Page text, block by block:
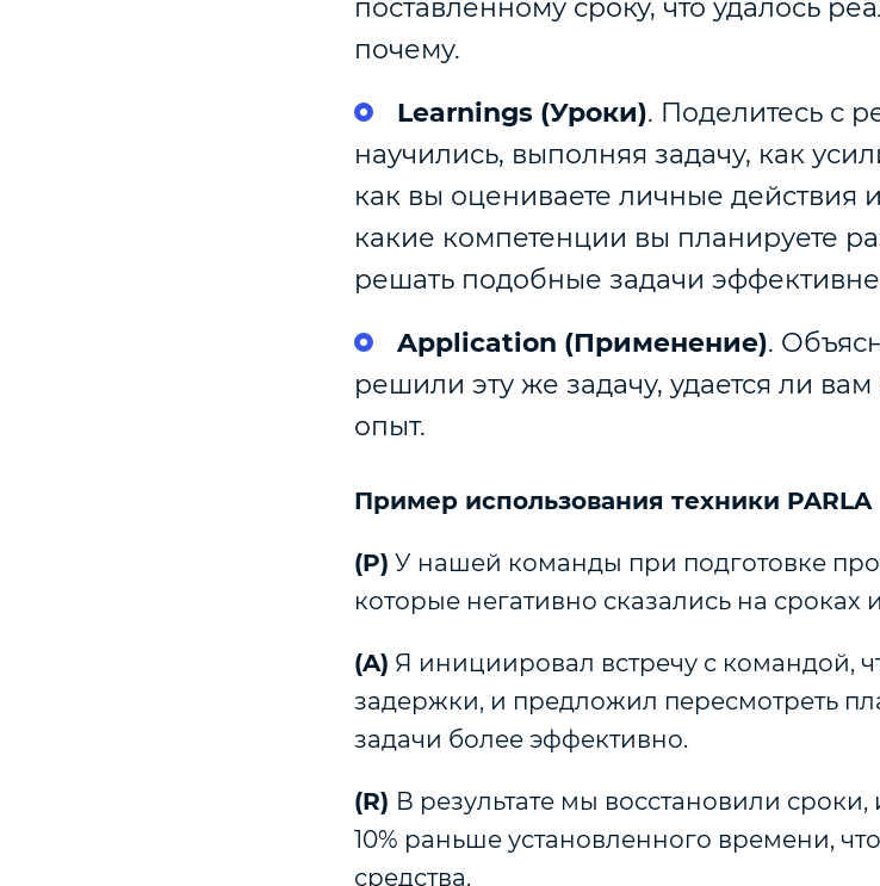
поставленному сроку, что удалось
почему.
Learnings (Уроки). Поделитесь с
научились, выполняя задачу, как
как вы оцениваете личные действия
какие компетенции вы планируете
решать подобные задачи
Application (Применение).
решили эту же задачу, удается ли
опыт.
Пример использования техники PARLA
(P) У нашей команды при подготовке
которые негативно сказались на сроках
(A) Я инициировал встречу с командой,
задержки, и предложил пересмотреть
задачи более эффективно.
(R) В результате мы восстановили
10% раньше установленного времени,
средства.